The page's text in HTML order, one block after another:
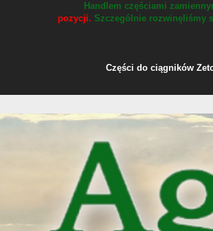
Handlem częściami
pozycji. Szczególnie rozwinęliśmy
Części do ciągników